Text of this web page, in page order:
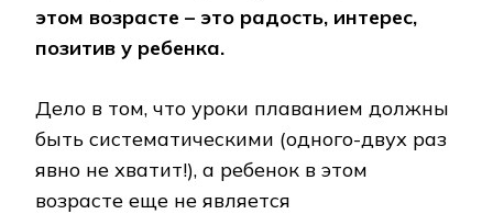
этом возрасте – это радость, интерес,
позитив у ребенка.
Дело в том, что уроки плаванием должны
быть систематическими (одного-двух раз
явно не хватит!), а ребенок в этом
возрасте еще не является